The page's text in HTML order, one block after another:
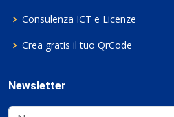
Consulenza ICT e Licenze
Crea gratis il tuo QrCode
Newsletter